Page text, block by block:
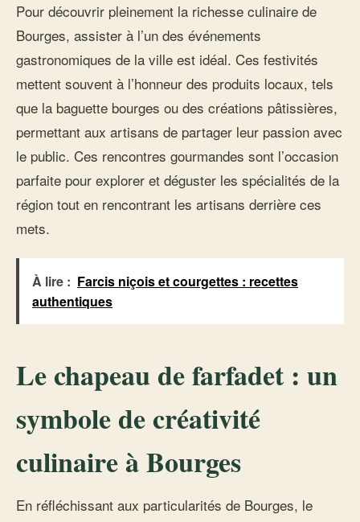
Pour découvrir pleinement la richesse culinaire de
Bourges, assister à l’un des événements
gastronomiques de la ville est idéal. Ces festivités
mettent souvent à l’honneur des produits locaux, tels
que la baguette bourges ou des créations pâtissières,
permettant aux artisans de partager leur passion avec
le public. Ces rencontres gourmandes sont l’occasion
parfaite pour explorer et déguster les spécialités de la
région tout en rencontrant les artisans derrière ces
mets.
À lire : Farcis niçois et courgettes : recettes
authentiques
Le chapeau de farfadet : un
symbole de créativité
culinaire à Bourges
En réfléchissant aux particularités de Bourges, le